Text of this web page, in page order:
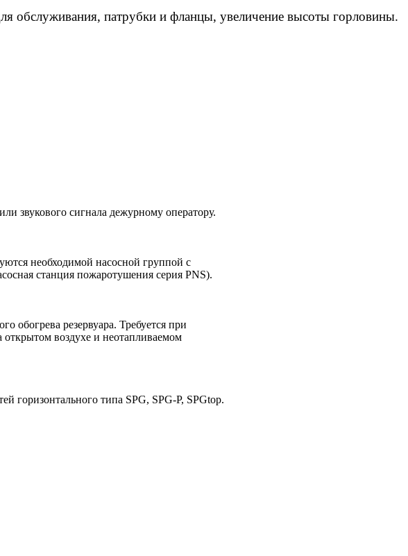
обслуживания, патрубки и фланцы, увеличение высоты горловины.
звукового сигнала дежурному оператору.
необходимой насосной группой с
станция пожаротушения серия PNS).
обогрева резервуара. Требуется при
воздухе и неотапливаемом
горизонтального типа SPG, SPG-P, SPGtop.